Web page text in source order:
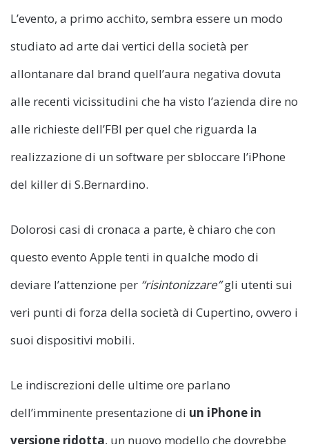
L’evento, a primo acchito, sembra essere un modo
studiato ad arte dai vertici della società per
allontanare dal brand quell’aura negativa dovuta
alle recenti vicissitudini che ha visto l’azienda dire no
alle richieste dell’FBI per quel che riguarda la
realizzazione di un software per sbloccare l’iPhone
del killer di S.Bernardino.
Dolorosi casi di cronaca a parte, è chiaro che con
questo evento Apple tenti in qualche modo di
deviare l’attenzione per “risintonizzare”gli utenti sui
veri punti di forza della società di Cupertino, ovvero i
suoi dispositivi mobili.
Le indiscrezioni delle ultime ore parlano
dell’imminente presentazione di un iPhone in
versione ridotta, un nuovo modello che dovrebbe